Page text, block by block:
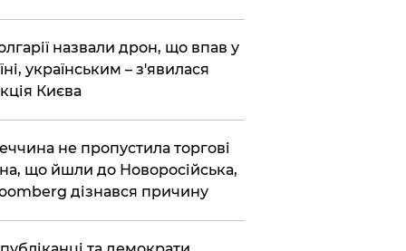
назвали дрон, що впав у
українським – з'явилася
Києва
не пропустила торгові
що йшли до Новоросійська,
дізнався причину